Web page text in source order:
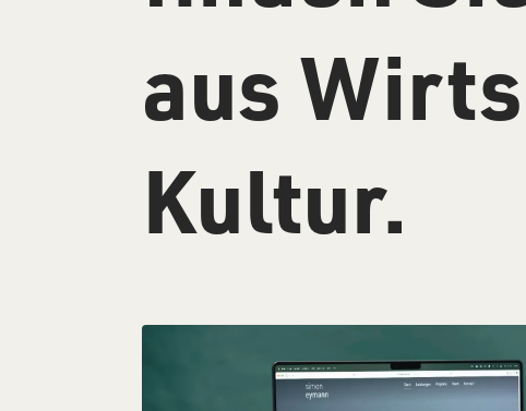
aus
Kultur.